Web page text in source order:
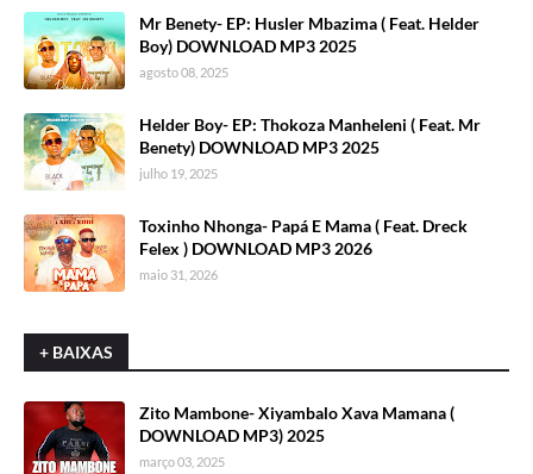
Mr Benety- EP: Husler Mbazima ( Feat. Helder
Boy) DOWNLOAD MP3 2025
agosto 08, 2025
Helder Boy- EP: Thokoza Manheleni ( Feat. Mr
Benety) DOWNLOAD MP3 2025
julho 19, 2025
Toxinho Nhonga- Papá E Mama ( Feat. Dreck
Felex ) DOWNLOAD MP3 2026
maio 31, 2026
+ BAIXAS
Zito Mambone- Xiyambalo Xava Mamana (
DOWNLOAD MP3) 2025
março 03, 2025